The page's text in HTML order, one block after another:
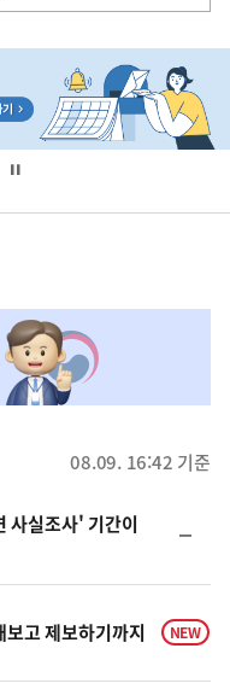
08.09. 16:42 기준
사실조사' 기간이
일
고 제보하기까지 NEW